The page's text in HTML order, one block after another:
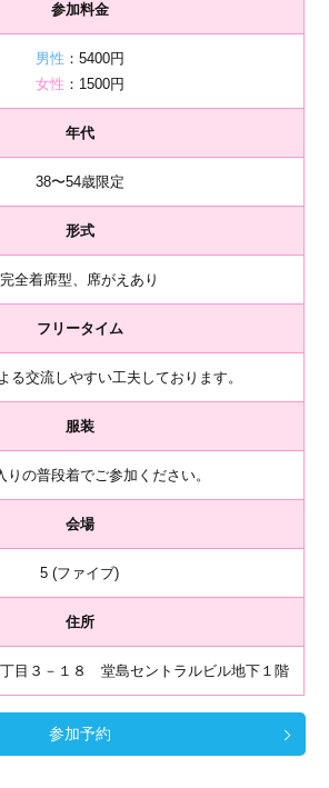
参加料金
男性 ：5400円
女性 ：1500円
年代
38〜54歳限定
形式
完全着席型、席がえあり
フリータイム
る交流しやすい工夫しております。
服装
りの普段着でご参加ください。
会場
5 (ファイブ)
住所
目３－１８ 堂島セントラルビル地下１階
参加予約